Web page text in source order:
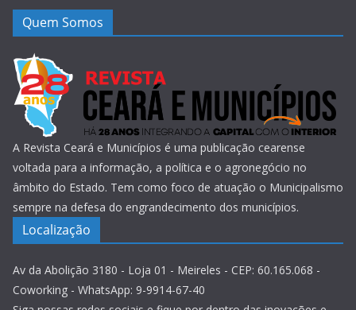
Quem Somos
A Revista Ceará e Municípios é uma publicação cearense
voltada para a informação, a política e o agronegócio no
âmbito do Estado. Tem como foco de atuação o Municipalismo
sempre na defesa do engrandecimento dos municípios.
Localização
Av da Abolição 3180 - Loja 01 - Meireles - CEP: 60.165.068 -
Coworking - WhatsApp: 9-9914-67-40